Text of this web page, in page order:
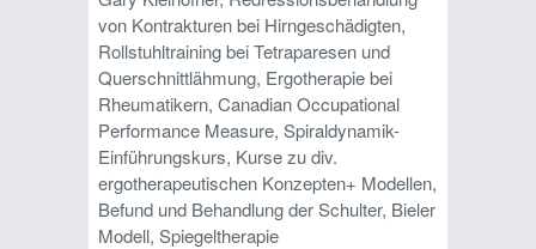
von Kontrakturen bei Hirngeschädigten,
Rollstuhltraining bei Tetraparesen und
Querschnittlähmung, Ergotherapie bei
Rheumatikern, Canadian Occupational
Performance Measure, Spiraldynamik-
Einführungskurs, Kurse zu div.
ergotherapeutischen Konzepten+ Modellen,
Befund und Behandlung der Schulter, Bieler
Modell, Spiegeltherapie